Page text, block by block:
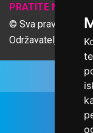
PRATITE NAS
© Sva prava
Održavatelj Netcom